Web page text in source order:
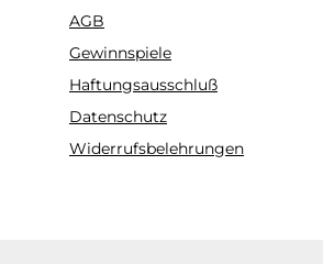
AGB
Gewinnspiele
Haftungsausschluß
Datenschutz
Widerrufsbelehrungen